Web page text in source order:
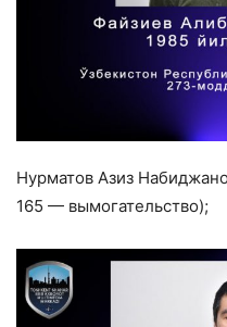
Нурматов Азиз
165 — вымогательство);